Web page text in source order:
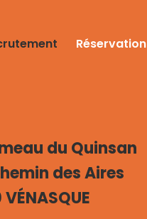
Réservation
du Quinsan
des Aires